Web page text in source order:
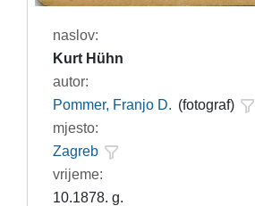
naslov:
Kurt Hühn
autor:
Pommer, Franjo D. (fotograf)
mjesto:
Zagreb
vrijeme:
10.1878. g.